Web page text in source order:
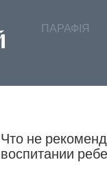
ПАРАФІЯ
Что не
воспитании